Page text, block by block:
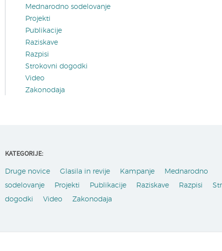
Mednarodno sodelovanje
Projekti
Publikacije
Raziskave
Razpisi
Strokovni dogodki
Video
Zakonodaja
KATEGORIJE:
Druge novice Glasila in revije Kampanje
Mednarodno
sodelovanje
Projekti Publikacije Raziskave Razpisi
dogodki
Video Zakonodaja